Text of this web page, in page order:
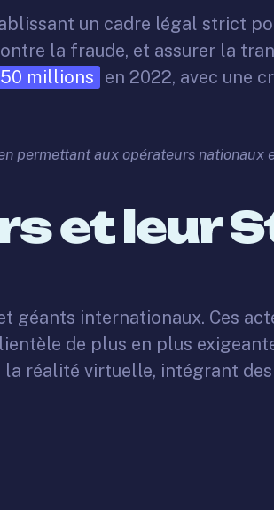
un cadre légal strict
la fraude, et assurer la
millions en 2022, avec une
permettant aux opérateurs nationaux
et leur
géants internationaux. Ces
de plus en plus
réalité virtuelle, intégrant